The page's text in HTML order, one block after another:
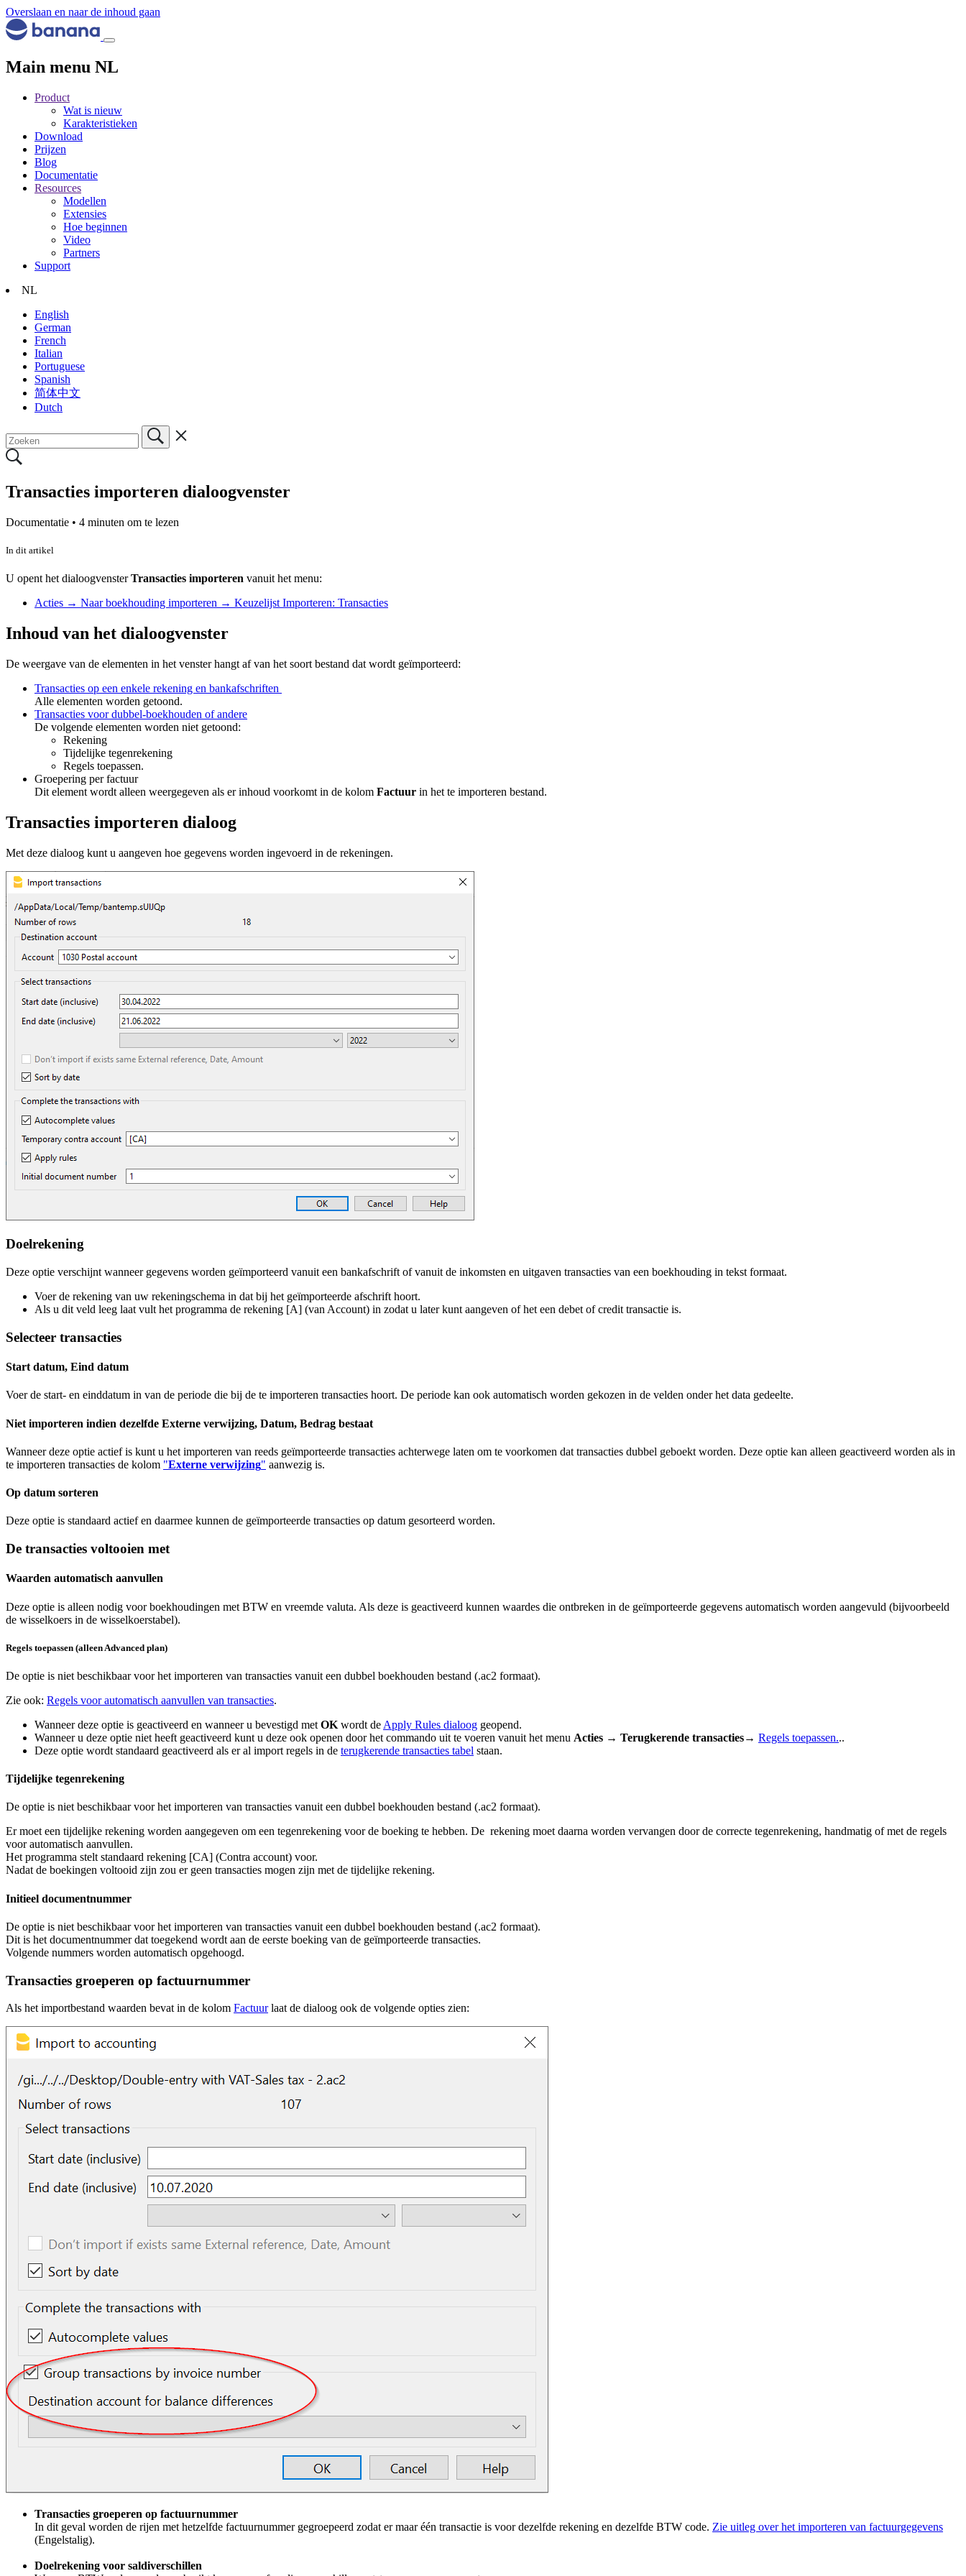
Overslaan en naar de inhoud gaan
Main menu NL
Product
Wat is nieuw
Karakteristieken
Download
Prijzen
Blog
Documentatie
Resources
Modellen
Extensies
Hoe beginnen
Video
Partners
Support
NL
English
German
French
Italian
Portuguese
Spanish
简体中文
Dutch
Transacties importeren dialoogvenster
Documentatie • 4 minuten om te lezen
In dit artikel
U opent het dialoogvensterTransacties importeren vanuit het menu:
Acties → Naar boekhouding importeren → Keuzelijst Importeren: Transacties
Inhoud van het dialoogvenster
De weergave van de elementen in het venster hangt af van het soort bestand dat wordt geïmporteerd:
Transacties op een enkele rekening en bankafschriften
Alle elementen worden getoond.
Transacties voor dubbel-boekhouden of andere
De volgende elementen worden niet getoond:
Rekening
Tijdelijke tegenrekening
Regels toepassen.
Groepering per factuur
Dit element wordt alleen weergegeven als er inhoud voorkomt in de kolom Factuur in het te importeren bestand.
Transacties importeren dialoog
Met deze dialoog kunt u aangeven hoe gegevens worden ingevoerd in de rekeningen.
Doelrekening
Deze optie verschijnt wanneer gegevens worden geïmporteerd vanuit een bankafschrift of vanuit de inkomsten en uitgaven transacties van een boekhouding in tekst formaat.
Voer de rekening van uw rekeningschema in dat bij het geïmporteerde afschrift hoort.
Als u dit veld leeg laat vult het programma de rekening [A] (van Account) in zodat u later kunt aangeven of het een debet of credit transactie is.
Selecteer transacties
Start datum, Eind datum
Voer de start- en einddatum in van de periode die bij de te importeren transacties hoort. De periode kan ook automatisch worden gekozen in de velden onder het data gedeelte.
Niet importeren indien dezelfde Externe verwijzing, Datum, Bedrag bestaat
Wanneer deze optie actief is kunt u het importeren van reeds geïmporteerde transacties achterwege laten om te voorkomen dat transacties dubbel geboekt worden. Deze optie kan alleen geactiveerd worden als in
te importeren transacties de kolom "Externe verwijzing" aanwezig is.
Op datum sorteren
Deze optie is standaard actief en daarmee kunnen de geïmporteerde transacties op datum gesorteerd worden.
De transacties voltooien met
Waarden automatisch aanvullen
Deze optie is alleen nodig voor boekhoudingen met BTW en vreemde valuta. Als deze is geactiveerd kunnen waardes die ontbreken in de geïmporteerde gegevens automatisch worden aangevuld (bijvoorbeeld
de wisselkoers in de wisselkoerstabel).
Regels toepassen (alleen Advanced plan)
De optie is niet beschikbaar voor het importeren van transacties vanuit een dubbel boekhouden bestand (.ac2 formaat).
Zie ook: Regels voor automatisch aanvullen van transacties.
Wanneer deze optie is geactiveerd en wanneer u bevestigd met OK wordt de Apply Rules dialoog geopend.
Wanneer u deze optie niet heeft geactiveerd kunt u deze ook openen door het commando uit te voeren vanuit het menu Acties → Terugkerende transacties→ Regels toepassen...
Deze optie wordt standaard geactiveerd als er al import regels in de terugkerende transacties tabel staan.
Tijdelijke tegenrekening
De optie is niet beschikbaar voor het importeren van transacties vanuit een dubbel boekhouden bestand (.ac2 formaat).
Er moet een tijdelijke rekening worden aangegeven om een tegenrekening voor de boeking te hebben. De rekening moet daarna worden vervangen door de correcte tegenrekening, handmatig of met de regels
voor automatisch aanvullen.
Het programma stelt standaard rekening [CA] (Contra account) voor.
Nadat de boekingen voltooid zijn zou er geen transacties mogen zijn met de tijdelijke rekening.
Initieel documentnummer
De optie is niet beschikbaar voor het importeren van transacties vanuit een dubbel boekhouden bestand (.ac2 formaat).
Dit is het documentnummer dat toegekend wordt aan de eerste boeking van de geïmporteerde transacties.
Volgende nummers worden automatisch opgehoogd.
Transacties groeperen op factuurnummer
Als het importbestand waarden bevat in de kolom Factuurlaat de dialoog ook de volgende opties zien:
Transacties groeperen op factuurnummer
In dit geval worden de rijen met hetzelfde factuurnummer gegroepeerd zodat er maar één transactie is voor dezelfde rekening en dezelfde BTW code. Zie uitleg over het importeren van factuurgegevens
(Engelstalig).
Doelrekening voor saldiverschillen